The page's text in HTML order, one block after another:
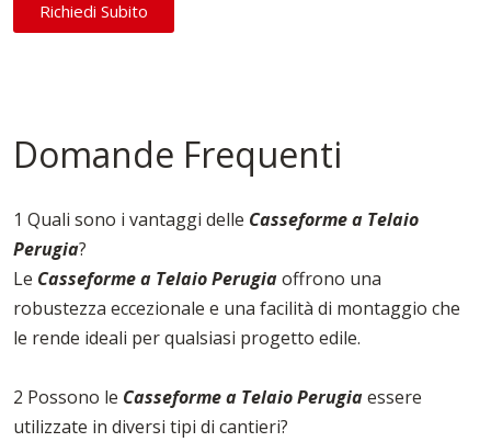
Richiedi Subito
Domande Frequenti
1 Quali sono i vantaggi delle Casseforme a Telaio
Perugia?
Le Casseforme a Telaio Perugiaoffrono una
robustezza eccezionale e una facilità di montaggio che
le rende ideali per qualsiasi progetto edile.
2 Possono le Casseforme a Telaio Perugiaessere
utilizzate in diversi tipi di cantieri?